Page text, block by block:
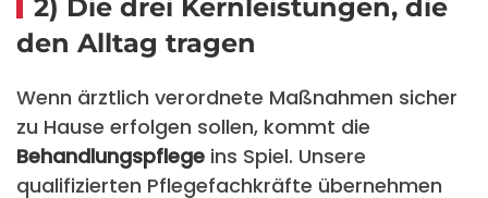
2) Die drei Kernleistungen, die
den Alltag tragen
Wenn ärztlich verordnete Maßnahmen sicher
zu Hause erfolgen sollen, kommt die
Behandlungspflege ins Spiel. Unsere
qualifizierten Pflegefachkräfte übernehmen